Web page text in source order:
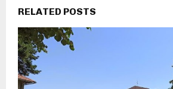
RELATED POSTS